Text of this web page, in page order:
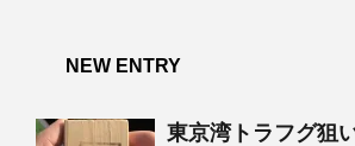
NEW ENTRY
東京湾トラフグ狙